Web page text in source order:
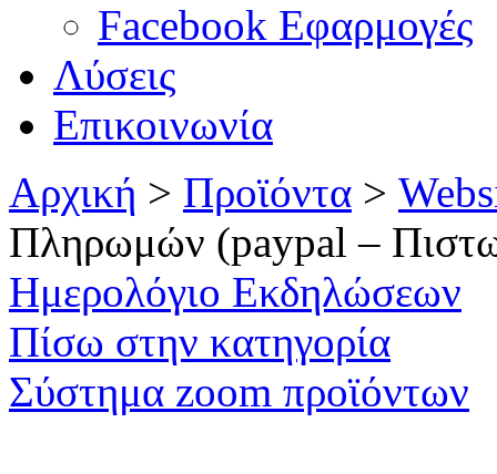
Facebook Εφαρμογές
Λύσεις
Επικοινωνία
Αρχική > Προϊόντα >
Πληρωμών (paypal –
Ημερολόγιο Εκδηλώσεων
Πίσω στην κατηγορία
Σύστημα zoom προϊόντων